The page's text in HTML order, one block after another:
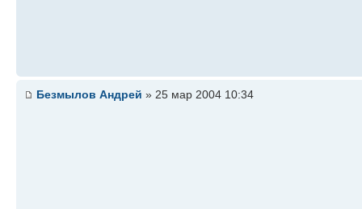
Безмылов Андрей » 25 мар 2004 10:34